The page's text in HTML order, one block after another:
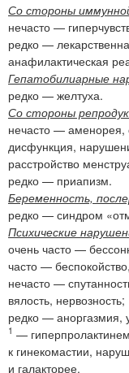
Со стороны
нечасто —
редко —
анафилактическая
Гепатобилиарные
редко — желтуха.
Со стороны
нечасто — аменорея,
дисфункция,
расстройство
редко — приапизм.
Беременность,
редко — синдром
Психические
очень часто —
часто —
нечасто —
вялость, нервозность;
редко —
1 —
к гинекомастии,
и галакторее.